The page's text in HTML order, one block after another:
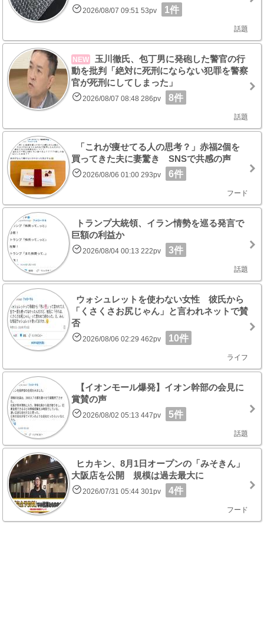
2026/08/07 09:51 53pv 1件
話題
NEW
玉川徹氏、包丁男に発砲した警官の行
動を批判「絶対に死刑にならない犯罪を警察
官が死刑にしてしまった」
2026/08/07 08:48 286pv 8件
話題
「これが痩せてる人の思考？」赤福2個を
買ってきた夫に妻驚き SNSで共感の声
2026/08/06 01:00 293pv 6件
フード
トランプ大統領、イラン情勢を巡る発言で
巨額の利益か
2026/08/04 00:13 222pv 3件
話題
ウォシュレットを使わない女性 彼氏から
「くさくさお尻じゃん」と言われネットで賛
否
2026/08/06 02:29 462pv 10件
ライフ
【イオンモール爆発】イオン幹部の会見に
賞賛の声
2026/08/02 05:13 447pv 5件
話題
ヒカキン、8月1日オープンの「みそきん」
大阪店を公開 規模は過去最大に
2026/07/31 05:44 301pv 4件
フード